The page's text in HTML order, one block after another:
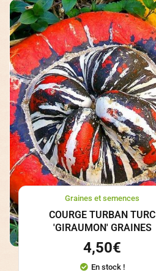
Graines et semences
COURGE TURBAN TURC
'GIRAUMON' GRAINES
4,50€
En stock !